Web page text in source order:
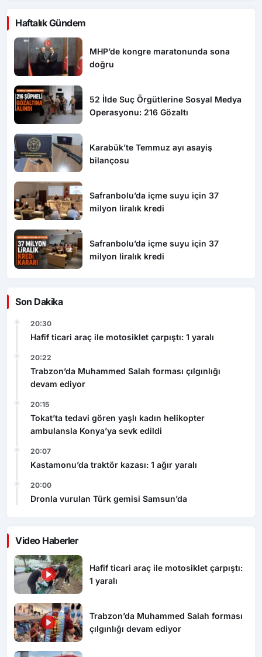
Haftalık Gündem
MHP’de kongre maratonunda sona
doğru
52 İlde Suç Örgütlerine Sosyal Medya
Operasyonu: 216 Gözaltı
Karabük’te Temmuz ayı asayiş
bilançosu
Safranbolu’da içme suyu için 37
milyon liralık kredi
Safranbolu’da içme suyu için 37
milyon liralık kredi
Son Dakika
20:30
Hafif ticari araç ile motosiklet çarpıştı: 1 yaralı
20:22
Trabzon’da Muhammed Salah forması çılgınlığı
devam ediyor
20:15
Tokat’ta tedavi gören yaşlı kadın helikopter
ambulansla Konya’ya sevk edildi
20:07
Kastamonu’da traktör kazası: 1 ağır yaralı
20:00
Dronla vurulan Türk gemisi Samsun’da
Video Haberler
Hafif ticari araç ile motosiklet çarpıştı:
1 yaralı
Trabzon’da Muhammed Salah forması
çılgınlığı devam ediyor